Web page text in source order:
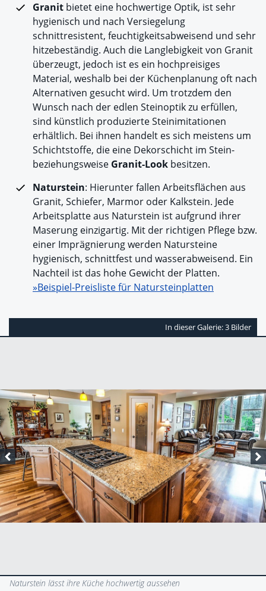
Granit bietet eine hochwertige Optik, ist sehr
hygienisch und nach Versiegelung
schnittresistent, feuchtigkeitsabweisend und sehr
hitzebeständig. Auch die Langlebigkeit von Granit
überzeugt, jedoch ist es ein hochpreisiges
Material, weshalb bei der Küchenplanung oft nach
Alternativen gesucht wird. Um trotzdem den
Wunsch nach der edlen Steinoptik zu erfüllen,
sind künstlich produzierte Steinimitationen
erhältlich. Bei ihnen handelt es sich meistens um
Schichtstoffe, die eine Dekorschicht im Stein-
beziehungsweise Granit-Look besitzen.
Naturstein: Hierunter fallen Arbeitsflächen aus
Granit, Schiefer, Marmor oder Kalkstein. Jede
Arbeitsplatte aus Naturstein ist aufgrund ihrer
Maserung einzigartig. Mit der richtigen Pflege bzw.
einer Imprägnierung werden Natursteine
hygienisch, schnittfest und wasserabweisend. Ein
Nachteil ist das hohe Gewicht der Platten.
»Beispiel-Preisliste für Natursteinplatten
In dieser Galerie: 3 Bilder
Naturstein lässt ihre Küche hochwertig aussehen